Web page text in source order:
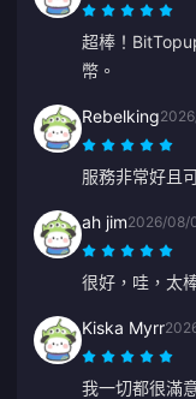
超棒！
幣。
Rebelking
服務非常好且
ah jim2026/08/
很好，哇，太
Kiska Myrr
我一切都很滿